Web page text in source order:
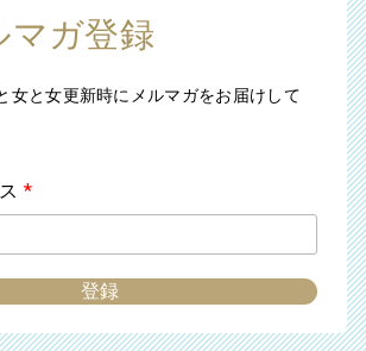
マガ登録
女と女更新時にメルマガをお届けして
*